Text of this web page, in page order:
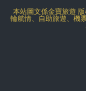
本站圖文係金寶旅遊
輪航情、自助旅遊、機